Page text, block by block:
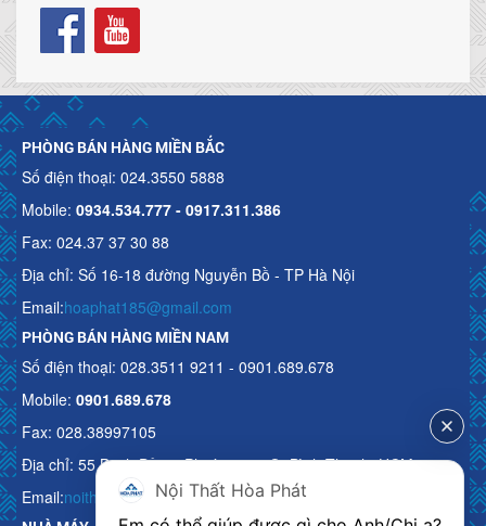
PHÒNG BÁN HÀNG MIỀN BẮC
Số điện thoại: 024.3550 5888
Mobile: 0934.534.777 - 0917.311.386
Fax: 024.37 37 30 88
Địa chỉ: Số 16-18 đường Nguyễn Bồ - TP Hà Nội
Email:hoaphat185@gmail.com
PHÒNG BÁN HÀNG MIỀN NAM
Số điện thoại: 028.3511 9211 - 0901.689.678
Mobile: 0901.689.678
Fax: 028.38997105
Địa chỉ: 55 Bạch Đằng, Phường 15, Q. Bình Thạnh, HCM
Email:noithathoaphattot@gmail.com
Nội Thất Hòa Phát